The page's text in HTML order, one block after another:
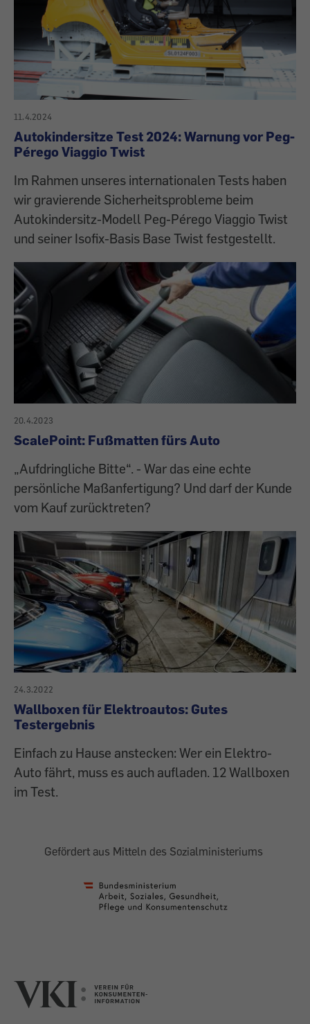
11.4.2024
Autokindersitze Test 2024: Warnung vor Peg-
Pérego Viaggio Twist
Im Rahmen unseres internationalen Tests haben
wir gravierende Sicherheitsprobleme beim
Autokindersitz-Modell Peg-Pérego Viaggio Twist
und seiner Isofix-Basis Base Twist festgestellt.
20.4.2023
ScalePoint: Fußmatten fürs Auto
„Aufdringliche Bitte“. - War das eine echte
persönliche Maßanfertigung? Und darf der Kunde
vom Kauf zurücktreten?
24.3.2022
Wallboxen für Elektroautos: Gutes
Testergebnis
Einfach zu Hause anstecken: Wer ein Elektro-
Auto fährt, muss es auch aufladen. 12 Wallboxen
im Test.
Gefördert aus Mitteln des Sozialministeriums